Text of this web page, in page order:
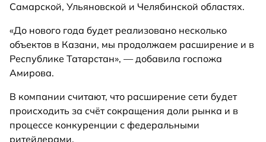
Самарской, Ульяновской и Челябинской областях.
«До нового года будет реализовано несколько
объектов в Казани, мы продолжаем расширение и в
Республике Татарстан», — добавила госпожа
Амирова.
В компании считают, что расширение сети будет
происходить за счёт сокращения доли рынка и в
процессе конкуренции с федеральными
ритейлерами.